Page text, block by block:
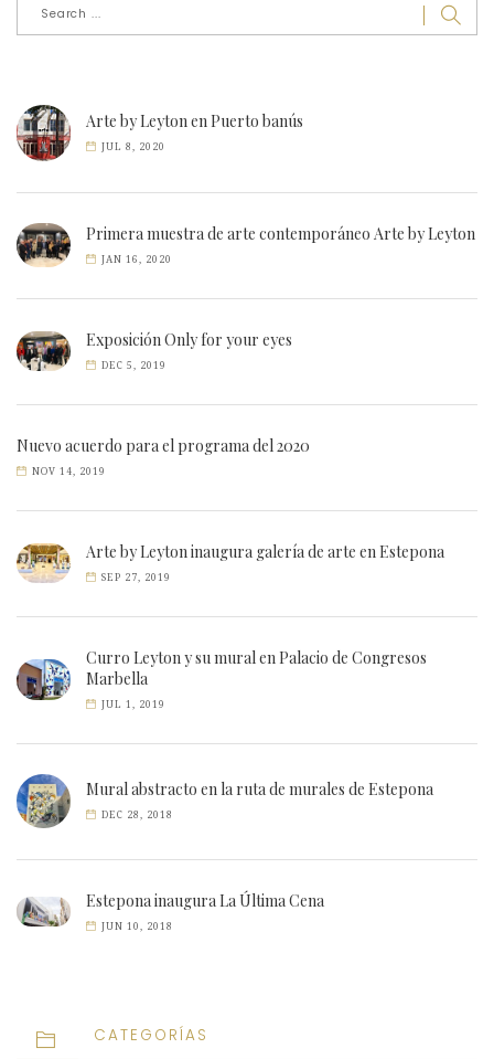
Arte by Leyton en Puerto banús
JUL 8, 2020
Primera muestra de arte contemporáneo Arte by Leyton
JAN 16, 2020
Exposición Only for your eyes
DEC 5, 2019
Nuevo acuerdo para el programa del 2020
NOV 14, 2019
Arte by Leyton inaugura galería de arte en Estepona
SEP 27, 2019
Curro Leyton y su mural en Palacio de Congresos
Marbella
JUL 1, 2019
Mural abstracto en la ruta de murales de Estepona
DEC 28, 2018
Estepona inaugura La Última Cena
JUN 10, 2018
CATEGORÍAS